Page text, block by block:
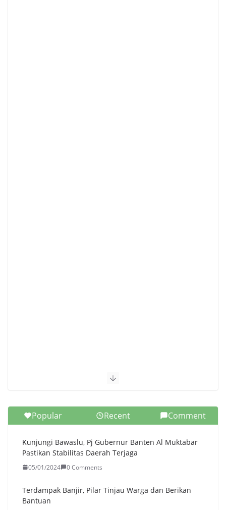
Popular Recent Comment
Kunjungi Bawaslu, Pj Gubernur Banten Al Muktabar
Pastikan Stabilitas Daerah Terjaga
05/01/2024 0 Comments
Terdampak Banjir, Pilar Tinjau Warga dan Berikan
Bantuan